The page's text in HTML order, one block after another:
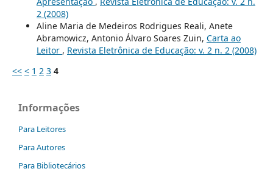
2 (2008)
Aline Maria de Medeiros Rodrigues Reali, Anete
Abramowicz, Antonio Álvaro Soares Zuin, Carta ao
Leitor , Revista Eletrônica de Educação: v. 2 n. 2 (2008)
<< < 1 2 3 4
Informações
Para Leitores
Para Autores
Para Bibliotecários